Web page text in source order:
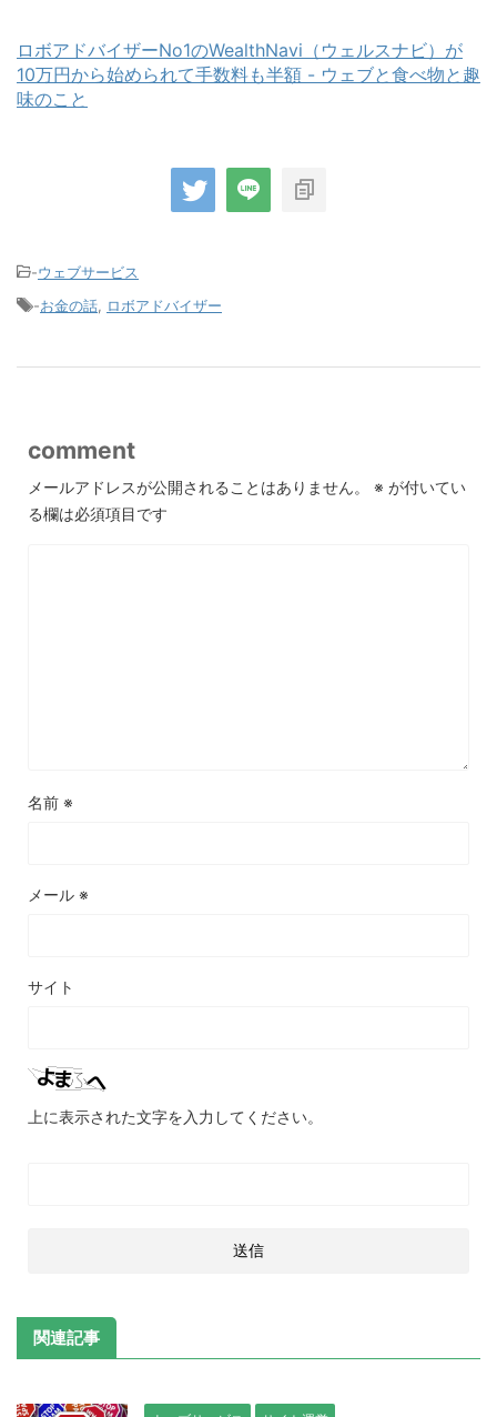
ロボアドバイザーNo1のWealthNavi（ウェルスナビ）が
10万円から始められて手数料も半額 - ウェブと食べ物と趣
味のこと
-ウェブサービス
-お金の話 ロボアドバイザー
comment
メールアドレスが公開されることはありません。 ※ が付いてい
る欄は必須項目です
名前 ※
メール ※
サイト
上に表示された文字を入力してください。
関連記事